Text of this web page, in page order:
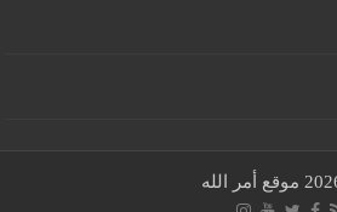
موقع أمر الله